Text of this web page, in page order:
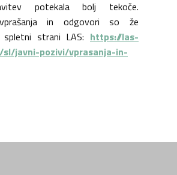
potekala bolj tekoče.
in odgovori so že
spletni strani LAS: https://las-
sl/javni-pozivi/vprasanja-in-